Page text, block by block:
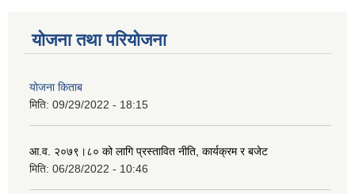
योजना तथा परियोजना
योजना किताब
मिति: 09/29/2022 - 18:15
आ.व. २०७९।८० को लागि प्रस्तावित नीति, कार्यक्रम र बजेट
मिति: 06/28/2022 - 10:46